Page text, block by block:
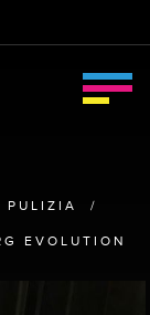
PULIZIA /
EVOLUTION